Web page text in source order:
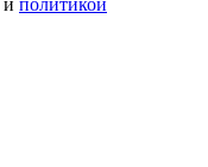
и политикой